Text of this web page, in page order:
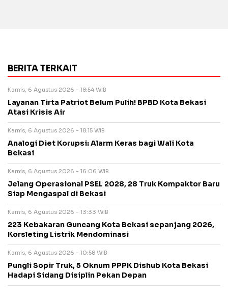
BERITA TERKAIT
Kamis, 6 Agustus 2026 - 18:54 WIB
Layanan Tirta Patriot Belum Pulih! BPBD Kota Bekasi
Atasi Krisis Air
Kamis, 6 Agustus 2026 - 18:15 WIB
Analogi Diet Korupsi: Alarm Keras bagi Wali Kota
Bekasi
Kamis, 6 Agustus 2026 - 16:06 WIB
Jelang Operasional PSEL 2028, 28 Truk Kompaktor Baru
Siap Mengaspal di Bekasi
Kamis, 6 Agustus 2026 - 13:33 WIB
223 Kebakaran Guncang Kota Bekasi sepanjang 2026,
Korsleting Listrik Mendominasi
Kamis, 6 Agustus 2026 - 10:58 WIB
Pungli Sopir Truk, 5 Oknum PPPK Dishub Kota Bekasi
Hadapi Sidang Disiplin Pekan Depan